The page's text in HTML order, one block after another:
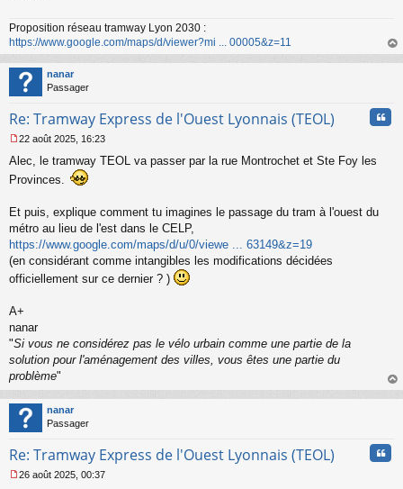
l
u
Proposition réseau tramway Lyon 2030 :
https://www.google.com/maps/d/viewer?mi ... 00005&z=11
au
nanar
Passager
Re: Tramway Express de l'Ouest Lyonnais (TEOL)
e
s
g
e
n
o
l
22 août 2025, 16:23
Alec, le tramway TEOL va passer par la rue Montrochet et Ste Foy les
Provinces.
Et puis, explique comment tu imagines le passage du tram à l'ouest du
métro au lieu de l'est dans le CELP,
https://www.google.com/maps/d/u/0/viewe ... 63149&z=19
(en considérant comme intangibles les modifications décidées
officiellement sur ce dernier ? )
A+
nanar
"Si vous ne considérez pas le vélo urbain comme une partie de la
solution pour l'aménagement des villes, vous êtes une partie du
problème"
au
nanar
Passager
Re: Tramway Express de l'Ouest Lyonnais (TEOL)
26 août 2025, 00:37